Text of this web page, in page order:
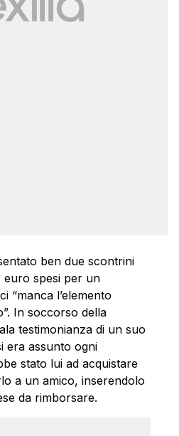
ben due scontrini
euro spesi per un
“manca l’elemento
In soccorso della
testimonianza di un suo
era assunto ogni
stato lui ad acquistare
a un amico, inserendolo
da rimborsare.